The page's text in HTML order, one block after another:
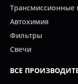
Трансмиссионные
Автохимия
Фильтры
Свечи
ВСЕ